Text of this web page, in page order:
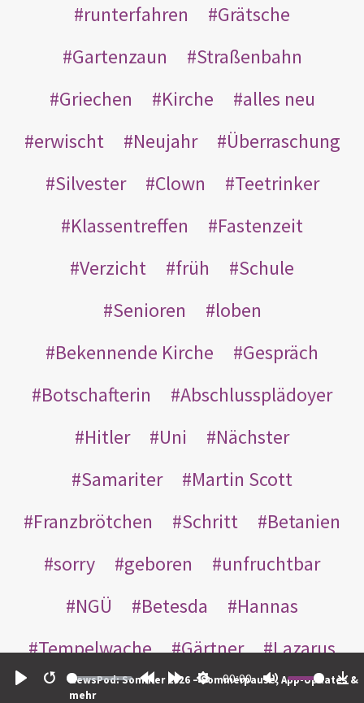
Restart
00:00
NewsPod: Sommer 2026 – Sommerpause, App-Updates &
mehr
runterfahren
Grätsche
Gartenzaun
Straßenbahn
Griechen
Kirche
alles neu
erwischt
Neujahr
Überraschung
Silvester
Clown
Teetrinker
Klassentreffen
Fastenzeit
Verzicht
früh
Schule
Senioren
loben
Bekennende Kirche
Gespräch
Botschafterin
Abschlussplädoyer
Hitler
Uni
Nächster
Samariter
Martin Scott
Franzbrötchen
Schritt
Betanien
sorry
geboren
unfruchtbar
NGÜ
Betesda
Hannas
Tempelwache
Gärtner
Lazarus
Gottes
Bote Nikodemus